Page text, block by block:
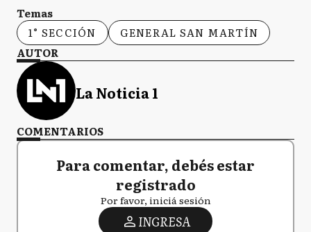
Temas
1° SECCIÓN
GENERAL SAN MARTÍN
AUTOR
La Noticia 1
COMENTARIOS
Para comentar, debés estar
registrado
Por favor, iniciá sesión
INGRESA